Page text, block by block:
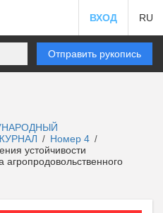
ВХОД RU
Отправить рукопись
/ Номер 4 /
устойчивости
агропродовольственного